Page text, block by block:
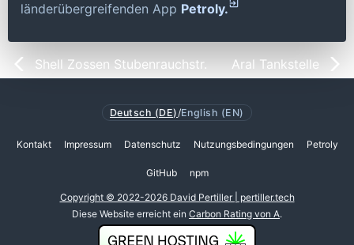
länderübergreifenden App Petroly.
Shell Zossen Stubenrauchstr. Aral Tankstelle
Deutsch (DE) /English (EN)
Kontakt Impressum Datenschutz Nutzungsbedingungen Petroly
GitHub npm
Copyright © 2022-2026 David Pertiller | pertiller.tech
Diese Website erreicht ein Carbon Rating von A.